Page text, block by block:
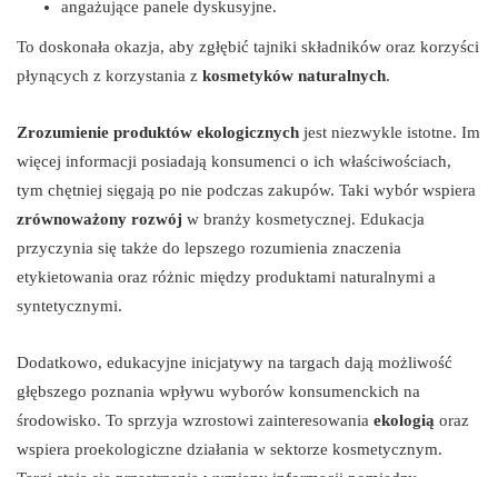
angażujące panele dyskusyjne.
To doskonała okazja, aby zgłębić tajniki składników oraz korzyści
płynących z korzystania z kosmetyków naturalnych.
Zrozumienie produktów ekologicznych jest niezwykle istotne. Im
więcej informacji posiadają konsumenci o ich właściwościach,
tym chętniej sięgają po nie podczas zakupów. Taki wybór wspiera
zrównoważony rozwój w branży kosmetycznej. Edukacja
przyczynia się także do lepszego rozumienia znaczenia
etykietowania oraz różnic między produktami naturalnymi a
syntetycznymi.
Dodatkowo, edukacyjne inicjatywy na targach dają możliwość
głębszego poznania wpływu wyborów konsumenckich na
środowisko. To sprzyja wzrostowi zainteresowania ekologią oraz
wspiera proekologiczne działania w sektorze kosmetycznym.